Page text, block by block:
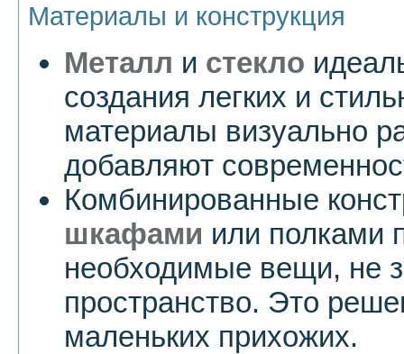
Материалы и конструкция
Металл и стекло
создания легких и
материалы визуально
добавляют
Комбинированные
шкафами или полками
необходимые вещи, не
пространство. Это
маленьких прихожих.